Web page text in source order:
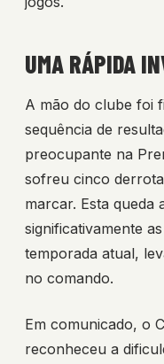
UMA RÁPIDA
A mão do clube foi
sequência de
preocupante na
sofreu cinco
marcar. Esta queda
significativamente
temporada atual,
no comando.
Em comunicado, o
reconheceu a